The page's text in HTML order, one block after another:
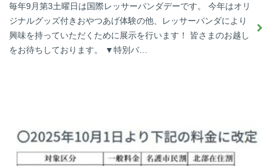
毎年9月第3土曜日は国際レッサーパンダデーです。 今年はオリ
ジナルグッズ付きおやつあげ体験の他、レッサーパンダにより
興味を持っていただくために展示を行います！ 皆さまのお越し
をお待ちしております。 ▼特別バ…